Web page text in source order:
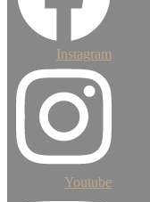
Instagram
Youtube